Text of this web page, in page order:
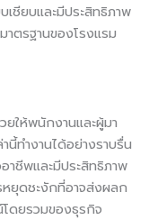
เชียบและมีประสิทธิภาพ
ตรฐานของโรงแรม
ยให้พนักงานและผู้มา
นี้ทำงานได้อย่างราบรื่น
าชีพและมีประสิทธิภาพ
ยุดชะงักที่อาจส่งผลก
ดยรวมของธุรกิจ